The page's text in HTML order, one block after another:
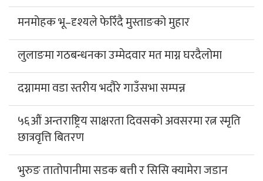
मनमोहक भू–दृश्यले फेरिँदै मुस्ताङको मुहार
लुलाङमा गठबन्धनका उम्मेदवार मत माग्न घरदैलोमा
दग्नाममा वडा स्तरीय भदौरे गाउँसभा सम्पन्न
५६औं अन्तराष्ट्रिय साक्षरता दिवसको अवसरमा रत्न स्मृति
छात्रवृत्ति बितरण
भुरुङ तातोपानीमा सडक बत्ती र सिसि क्यामेरा जडान